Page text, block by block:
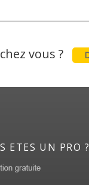
vous ?
ETES UN PRO ?